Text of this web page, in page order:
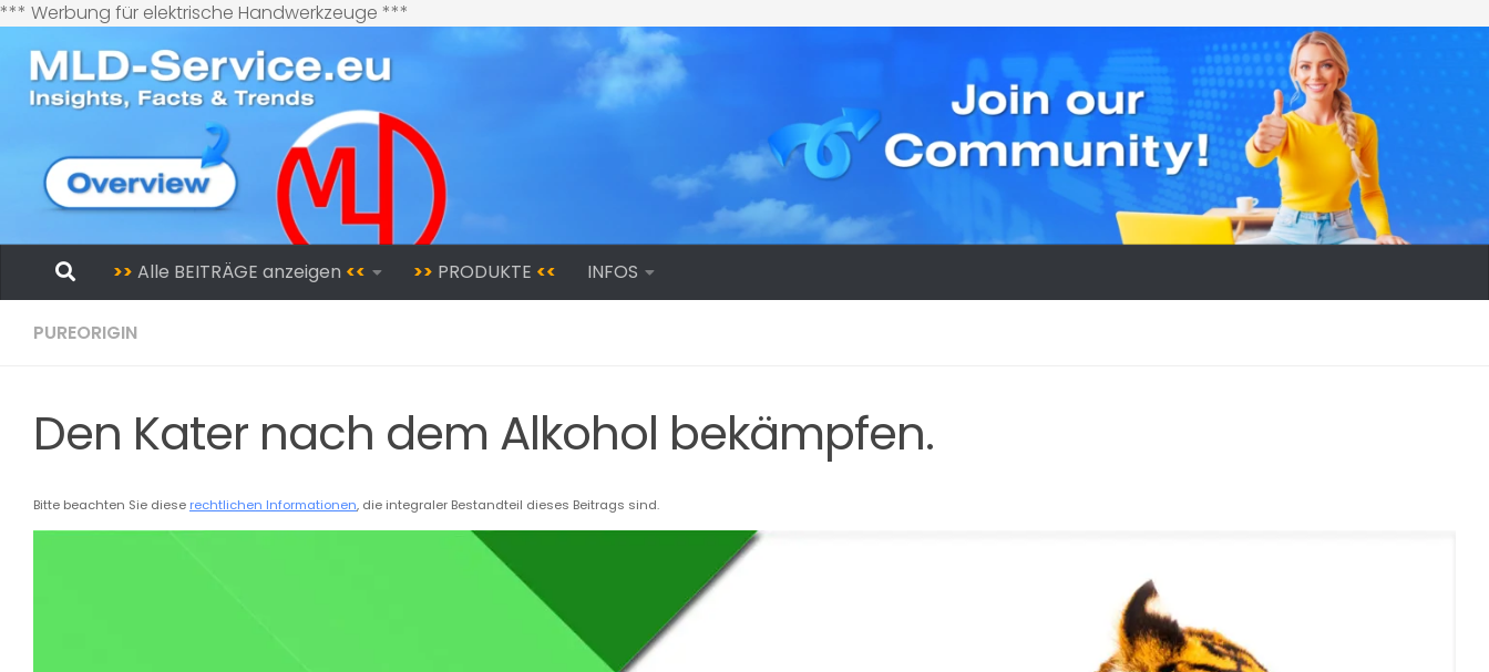
*** Werbung für elektrische Handwerkzeuge ***
Inhalt
springen
Zum Inhalt springen
>> Alle BEITRÄGE anzeigen << >> PRODUKTE << INFOS
PUREORIGIN
Den Kater nach dem Alkohol bekämpfen.
Bitte beachten Sie diese rechtlichen Informationen, die integraler Bestandteil dieses Beitrags sind.